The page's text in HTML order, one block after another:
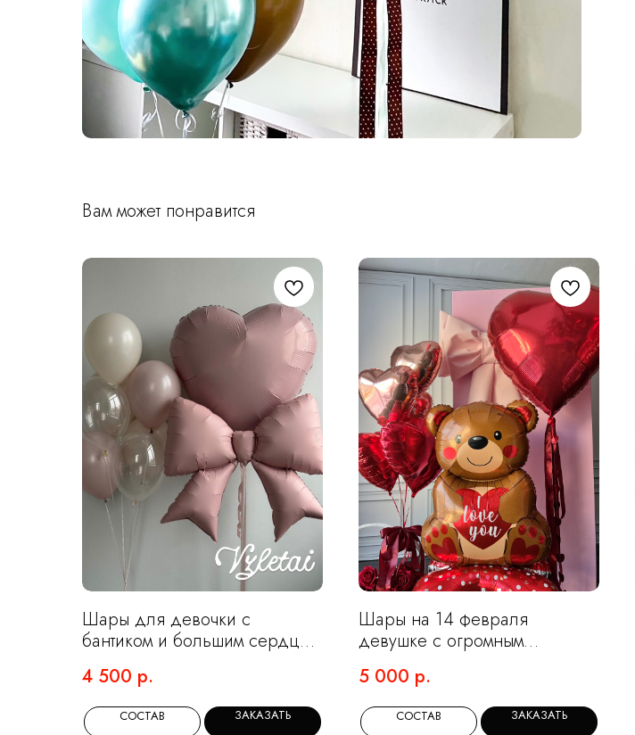
Вам может понравится
Шары для девочки с
бантиком и большим сердцем
в цвете пыльная роза
4 500 р.
СОСТАВ ЗАКАЗАТЬ
Шары на 14 февраля
девушке с огромным
медведем
5 000 р.
СОСТАВ ЗАКАЗАТЬ